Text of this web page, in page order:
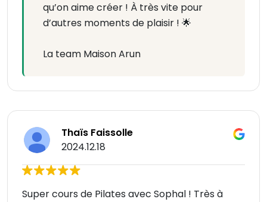
qu’on aime créer ! À très vite pour
d’autres moments de plaisir ! 🌟
La team Maison Arun
Thaïs Faissolle
2024.12.18
Super cours de Pilates avec Sophal ! Très à